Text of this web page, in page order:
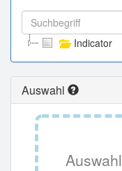
Indicator
Auswahl